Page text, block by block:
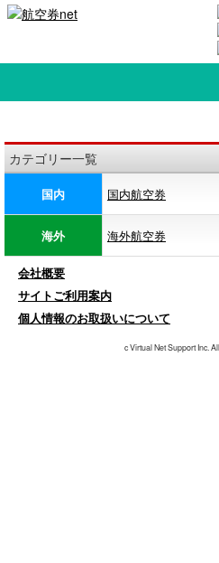
カテゴリー一覧
国内 国内航空券
海外 海外航空券
会社概要
サイトご利用案内
個人情報のお取扱いについて
c Virtual Net Support Inc.